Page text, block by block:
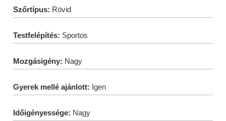
Szőrtípus: Rövid
Testfelépítés: Sportos
Mozgásigény: Nagy
Gyerek mellé ajánlott: Igen
Időigényessége: Nagy